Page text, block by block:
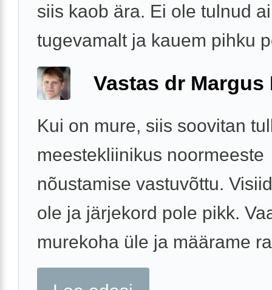
siis kaob ära. Ei ole tulnud
tugevamalt ja kauem pihku
Vastas dr Margus
Kui on mure, siis soovitan
meestekliinikus noormeeste
nõustamise vastuvõttu.
ole ja järjekord pole pikk.
murekoha üle ja määrame